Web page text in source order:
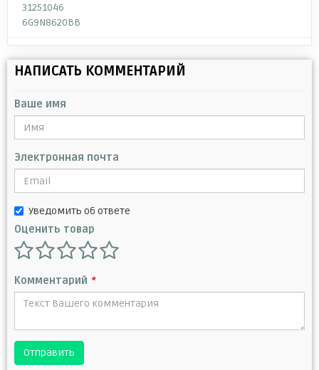
31251046
6G9N8620BB
НАПИСАТЬ КОММЕНТАРИЙ
Ваше имя
Электронная почта
Уведомить об ответе
Оценить товар
Комментарий *
Отправить